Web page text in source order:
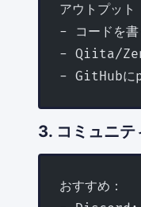
アウトプッ
- コードを書
- Qiita/
- GitHubに
3. コミュニテ
おすすめ：